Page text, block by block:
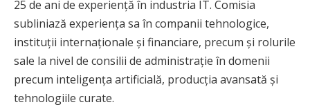
25 de ani de experiență în industria IT. Comisia
subliniază experiența sa în companii tehnologice,
instituții internaționale și financiare, precum și rolurile
sale la nivel de consilii de administrație în domenii
precum inteligența artificială, producția avansată și
tehnologiile curate.